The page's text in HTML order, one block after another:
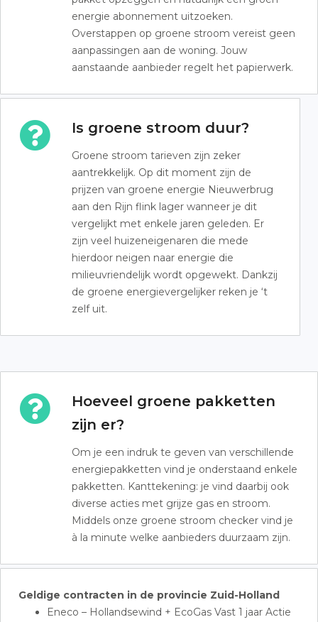
energie abonnement uitzoeken.
Overstappen op groene stroom vereist geen
aanpassingen aan de woning. Jouw
aanstaande aanbieder regelt het papierwerk.
Is groene stroom duur?
Groene stroom tarieven zijn zeker
aantrekkelijk. Op dit moment zijn de
prijzen van groene energie Nieuwerbrug
aan den Rijn flink lager wanneer je dit
vergelijkt met enkele jaren geleden. Er
zijn veel huizeneigenaren die mede
hierdoor neigen naar energie die
milieuvriendelijk wordt opgewekt. Dankzij
de groene energievergelijker reken je ‘t
zelf uit.
Hoeveel groene pakketten
zijn er?
Om je een indruk te geven van verschillende
energiepakketten vind je onderstaand enkele
pakketten. Kanttekening: je vind daarbij ook
diverse acties met grijze gas en stroom.
Middels onze groene stroom checker vind je
à la minute welke aanbieders duurzaam zijn.
Geldige contracten in de provincie Zuid-Holland
Eneco – Hollandsewind + EcoGas Vast 1 jaar Actie